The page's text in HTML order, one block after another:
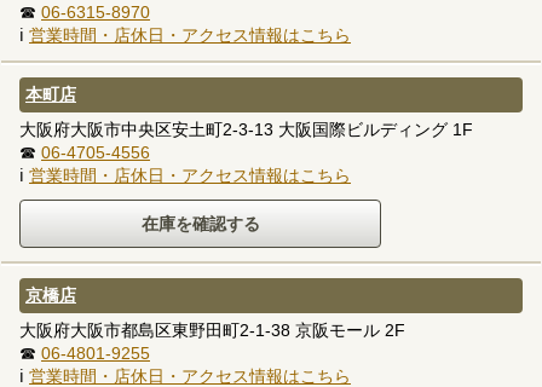
☎ 06-6315-8970
ℹ 営業時間・店休日・アクセス情報はこちら
本町店
大阪府大阪市中央区安土町2-3-13 大阪国際ビルディング 1F
☎ 06-4705-4556
ℹ 営業時間・店休日・アクセス情報はこちら
京橋店
大阪府大阪市都島区東野田町2-1-38 京阪モール 2F
☎ 06-4801-9255
ℹ 営業時間・店休日・アクセス情報はこちら